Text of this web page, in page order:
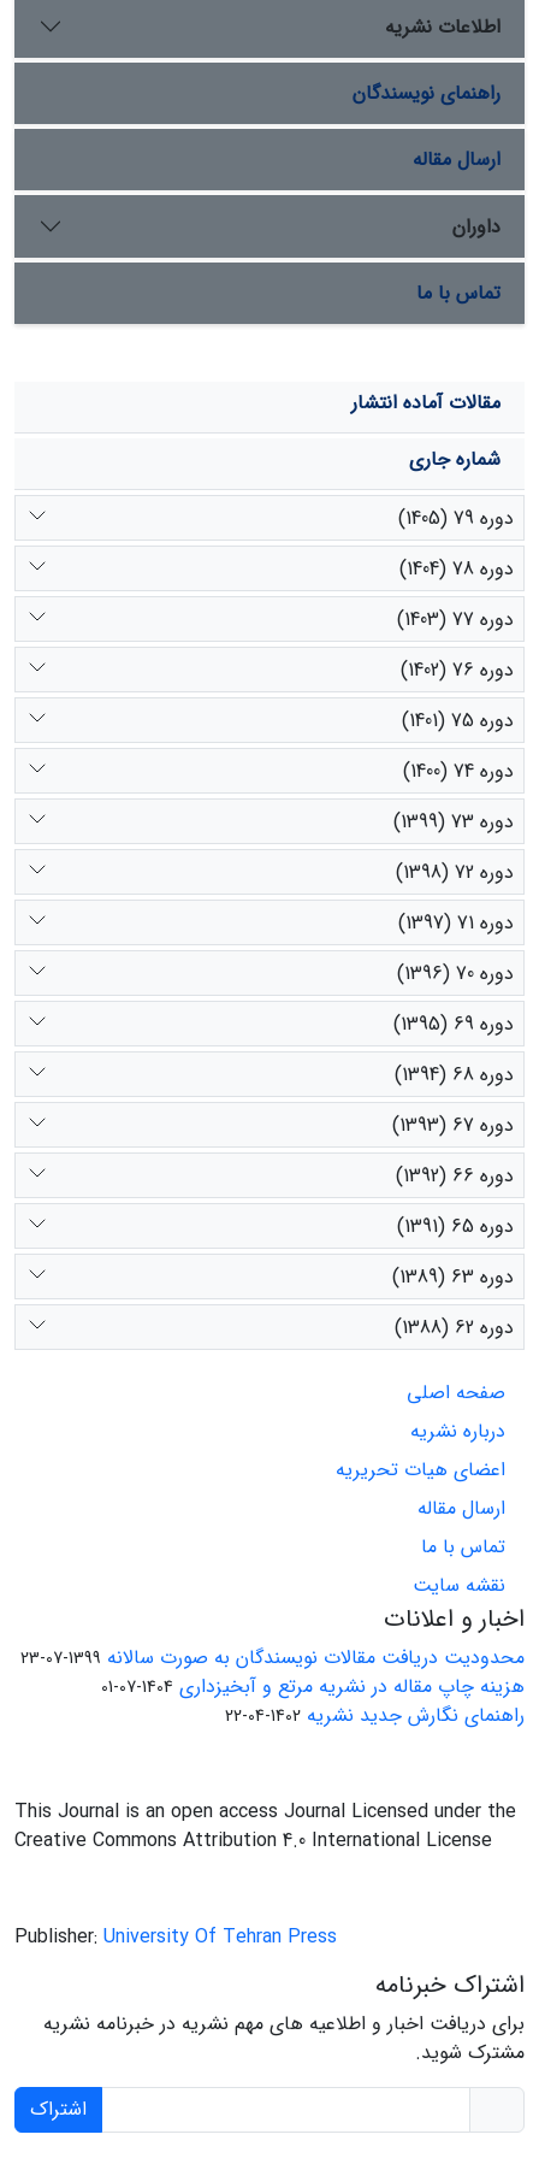
فصلی در ماه­های پربارش و همین­طور وقوع خشکسالی­ها و
کمبود آب در فصول کم بارش در حوضه مورد مطالعه مورد توجه
دقیق­تر قرار گیرد. از لحاظ دمائی نیز ماه­های ژوئن، جولای،
آگوست و سپتامبر با افزایش درجة حرارت در دوره­های آتی و
ماه­های ژانویه و فوریه نیز دارای کمترین میانگین دمای
شبیه‏سازی شدة آتی می­باشند.
اطلاعات نشریه
راهنمای نویسندگان
ارسال مقاله
داوران
تماس با ما
مقالات آماده انتشار
شماره جاری
دوره 79 (1405)
دوره 78 (1404)
دوره 77 (1403)
دوره 76 (1402)
دوره 75 (1401)
دوره 74 (1400)
دوره 73 (1399)
دوره 72 (1398)
دوره 71 (1397)
دوره 70 (1396)
دوره 69 (1395)
دوره 68 (1394)
دوره 67 (1393)
دوره 66 (1392)
دوره 65 (1391)
دوره 63 (1389)
دوره 62 (1388)
صفحه اصلی
درباره نشریه
اعضای هیات تحریریه
ارسال مقاله
تماس با ما
نقشه سایت
اخبار و اعلانات
محدودیت دریافت مقالات نویسندگان به صورت سالانه 1399-07-23
هزینه چاپ مقاله در نشریه مرتع و آبخیزداری 1404-07-01
راهنمای نگارش جدید نشریه 1402-04-22
This Journal is an open access Journal Licensed under the
Creative Commons Attribution 4.0 International License
Publisher: University Of Tehran Press
اشتراک خبرنامه
برای دریافت اخبار و اطلاعیه های مهم نشریه در خبرنامه نشریه
مشترک شوید.
اشتراک